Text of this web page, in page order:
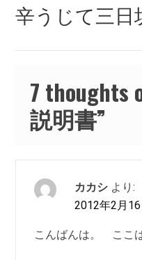
ー
シ
ョ
ン
Next
post:
辛うじて三日
7 thoughts
説明書”
カカシ より:
2012年2月
こんばんは。 ここ